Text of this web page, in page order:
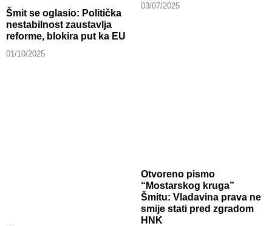
Šmit se oglasio: Politička
nestabilnost zaustavlja
reforme, blokira put ka EU
01/10/2025
03/07/2025
Otvoreno pismo
“Mostarskog kruga”
Šmitu: Vladavina prava ne
smije stati pred zgradom
HNK